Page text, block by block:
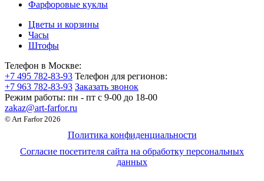
Фарфоровые куклы
Цветы и корзины
Часы
Штофы
Телефон в Москве:
+7 495 782-83-93 Телефон для регионов:
+7 963 782-83-93 Заказать звонок
Режим работы: пн - пт c 9-00 до 18-00
zakaz@art-farfor.ru
© Art Farfor 2026
Политика конфиденциальности
Согласие посетителя сайта на обработку персональных
данных